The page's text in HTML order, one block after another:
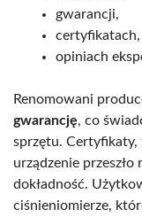
gwarancji,
certyfikatach,
opiniach
Renomowani
gwarancję, co
sprzętu. Certyfikaty,
urządzenie
dokładność.
ciśnieniomierze,